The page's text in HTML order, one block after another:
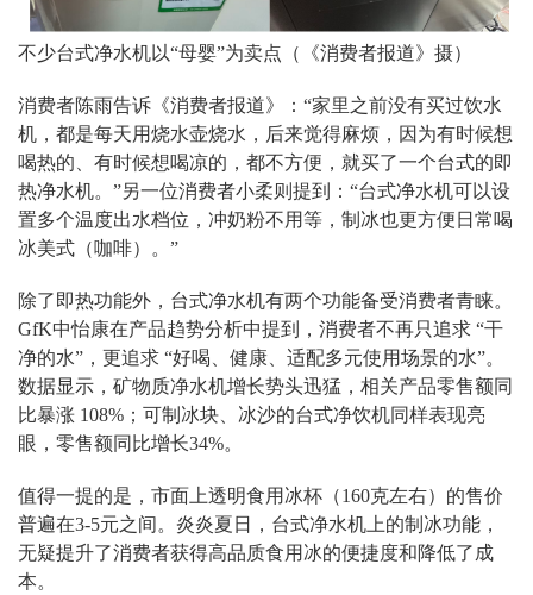
不少台式净水机以“母婴”为卖点（《消费者报道》摄）
消费者陈雨告诉《消费者报道》： “家里之前没有买过饮水
机，都是每天用烧水壶烧水，后来觉得麻烦，因为有时候想
喝热的、有时候想喝凉的，都不方便，就买了一个台式的即
热净水机。 ”另一位消费者小柔则提到： “台式净水机可以设
置多个温度出水档位，冲奶粉不用等，制冰也更方便日常喝
冰美式（咖啡）。 ”
除了即热功能外，台式净水机有两个功能备受消费者青睐。
GfK中怡康在产品趋势分析中提到，消费者不再只追求 “干
净的水” ，更追求 “好喝、健康、适配多元使用场景的水”。
数据显示，矿物质净水机增长势头迅猛，相关产品零售额同
比暴涨 108% ；可制冰块、冰沙的台式净饮机同样表现亮
眼，零售额同比增长34%。
值得一提的是，市面上透明食用冰杯（160克左右）的售价
普遍在3-5元之间。炎炎夏日，台式净水机上的制冰功能，
无疑提升了消费者获得高品质食用冰的便捷度和降低了成
本。